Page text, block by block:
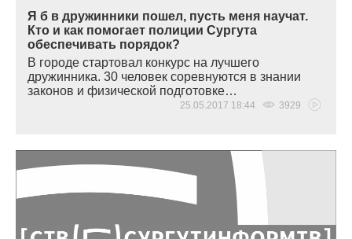
Я б в дружинники пошел, пусть меня научат.
Кто и как помогает полиции Сургута
обеспечивать порядок?
В городе стартовал конкурс на лучшего
дружинника. 30 человек соревнуются в знании
законов и физической подготовке…
25.05.2017 18:44 3929